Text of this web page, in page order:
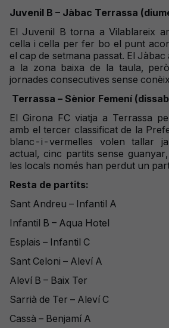
Juvenil B – Jàbac Terrassa
El Juvenil B torna a Vilablareix
cella i cella per fer bo el punt
el cap de setmana passat. El
a la zona baixa de la taula,
jornades consecutives sense
Terrassa – Sènior Femení
El Girona FC viatja a Terrassa
amb el tercer classificat de la
blanc-i-vermelles volen tallar
actual, cinc partits sense
les locals només han perdut un
Resta de partits:
Sant Andreu – Infantil A
Infantil B – Aqua Hotel
Esplais – Infantil C
Sant Celoni – Aleví A
Aleví B – Baix Ter
Sarrià de Ter – Aleví C
Cassà – Benjamí A